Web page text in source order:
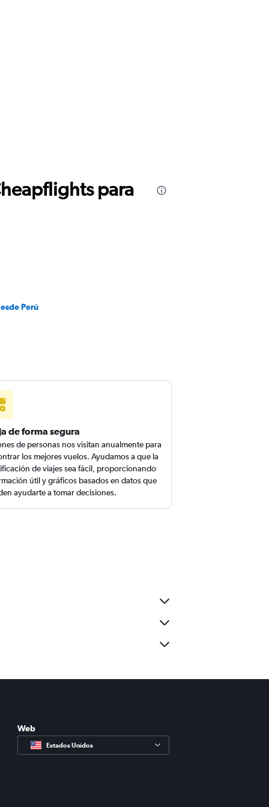
para
Perú
de forma segura
de personas nos visitan anualmente para
los mejores vuelos. Ayudamos a que la
de viajes sea fácil, proporcionando
útil y gráficos basados en datos que
ayudarte a tomar decisiones.
Web
Estados Unidos